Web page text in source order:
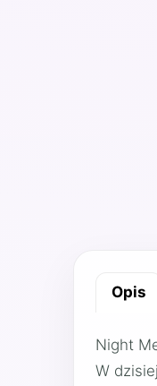
Opis
Night
W